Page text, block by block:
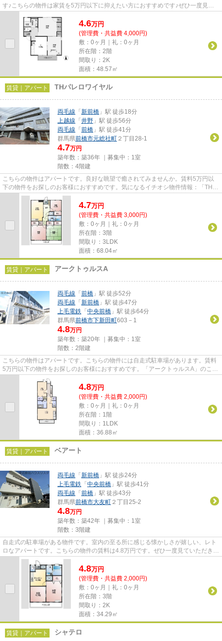
す♪こちらの物件は家賃を5万円以下に抑えたい方におすすめです♪ぜひ一度見て
4.6万円
(管理費・共益費 4,000円)
敷：0ヶ月｜礼：0ヶ月
所在階：2階
間取り：2K
面積：48.57㎡
賃貸｜アパート THパレロワイヤル
両毛線 「 新前橋 」駅 徒歩18分
上越線 「 井野 」駅 徒歩56分
両毛線 「 前橋 」駅 徒歩41分
群馬県前橋市元総社町 ２丁目28-1
4.7万円
築年数：築36年 ｜募集中： 1室
階数：4階建
こちらの物件はアパートです。良好な眺望で癒されてみませんか。賃料5万円以
下の物件をお探しのお客様におすすめです。気になるイチオシ物件情報：「THパ
レロワイヤル」。前橋市エリア...
4.7万円
(管理費・共益費 3,000円)
敷：0ヶ月｜礼：0ヶ月
所在階：3階
間取り：3LDK
面積：68.04㎡
賃貸｜アパート アークトゥルスA
両毛線 「 前橋 」駅 徒歩52分
両毛線 「 新前橋 」駅 徒歩47分
上毛電鉄 「 中央前橋 」駅 徒歩64分
群馬県前橋市下新田町603－1
4.8万円
築年数：築20年 ｜募集中： 1室
階数：2階建
こちらの物件はアパートです。こちらの物件には自走式駐車場があります。賃料
5万円以下の物件をお探しのお客様におすすめです。「アークトゥルスA」のここ
がイチオシ。前橋市エリアに...
4.8万円
(管理費・共益費 2,000円)
敷：0ヶ月｜礼：0ヶ月
所在階：1階
間取り：1LDK
面積：36.88㎡
賃貸｜アパート ベアート
両毛線 「 新前橋 」駅 徒歩24分
上毛電鉄 「 中央前橋 」駅 徒歩41分
両毛線 「 前橋 」駅 徒歩43分
群馬県前橋市大友町 ２丁目25-2
4.8万円
築年数：築42年 ｜募集中： 1室
階数：3階建
自走式の駐車場がある物件です。室内の至る所に感じる懐かしさが嬉しい、レト
ロなアパートです。こちらの物件の賃料は4.8万円です。ぜひ一度見ていただきた
い、「ベアート」です。前橋...
4.8万円
(管理費・共益費 2,000円)
敷：0ヶ月｜礼：0ヶ月
所在階：3階
間取り：2K
面積：34.29㎡
賃貸｜アパート シャテロ